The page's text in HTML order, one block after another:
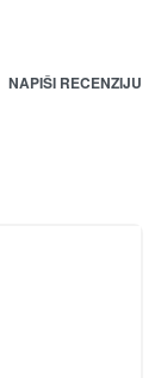
NAPIŠI RECENZIJU